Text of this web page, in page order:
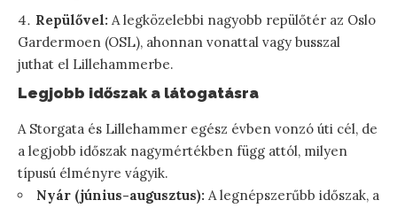
Repülővel: A legközelebbi nagyobb repülőtér az Oslo
Gardermoen (OSL), ahonnan vonattal vagy busszal
juthat el Lillehammerbe.
Legjobb időszak a látogatásra
A Storgata és Lillehammer egész évben vonzó úti cél, de
a legjobb időszak nagymértékben függ attól, milyen
típusú élményre vágyik.
Nyár (június-augusztus): A legnépszerűbb időszak, a